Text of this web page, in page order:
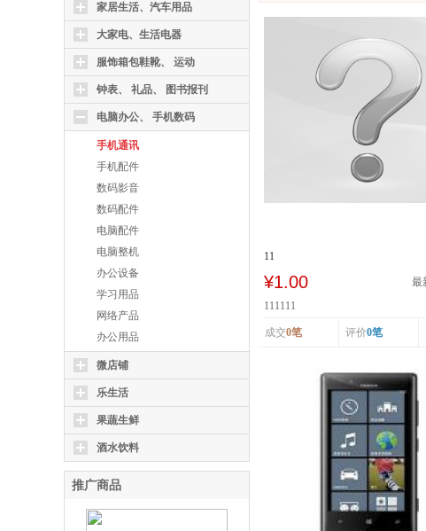
家居生活、汽车用品
大家电、生活电器
服饰箱包鞋靴、 运动
钟表、 礼品、 图书报刊
电脑办公、 手机数码
手机通讯
手机配件
数码影音
数码配件
电脑配件
电脑整机
办公设备
学习用品
网络产品
办公用品
微店铺
乐生活
果蔬生鲜
酒水饮料
推广商品
11
¥1.00 最
111111
成交0笔 评价0笔